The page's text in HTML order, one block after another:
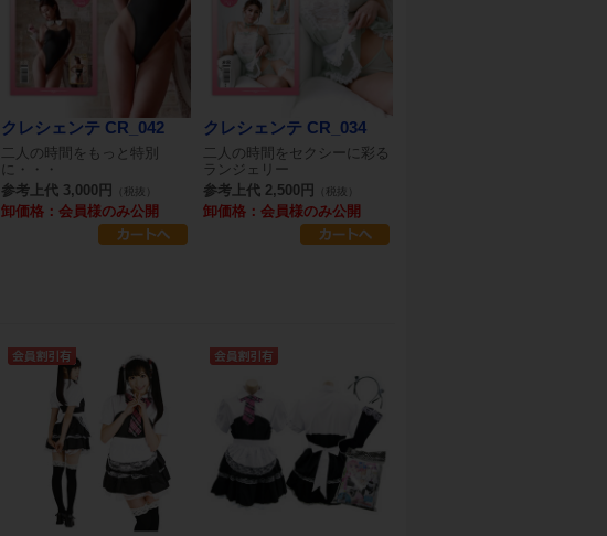
クレシェンテ CR_042
二人の時間をもっと特別
に・・・
参考上代 3,000円
（税抜）
卸価格：会員様のみ公開
クレシェンテ CR_034
二人の時間をセクシーに彩る
ランジェリー
参考上代 2,500円
（税抜）
卸価格：会員様のみ公開